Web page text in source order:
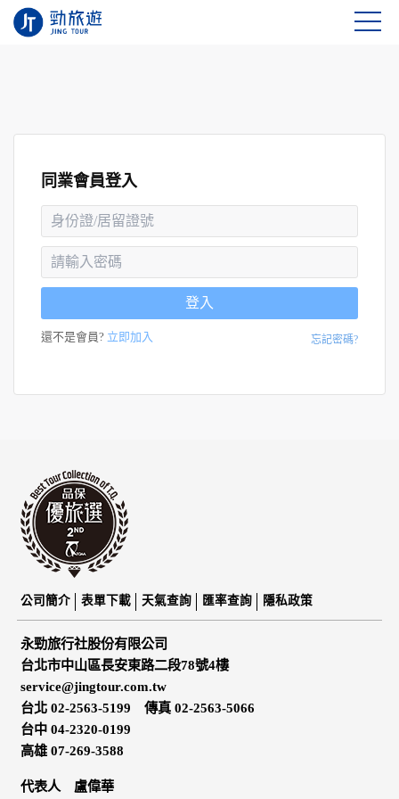
同業會員登入
登入
還不是會員? 立即加入 忘記密碼?
公司簡介 表單下載 天氣查詢 匯率查詢 隱私政策
永勁旅行社股份有限公司
台北市中山區長安東路二段78號4樓
service@jingtour.com.tw
台北 02-2563-5199 傳真 02-2563-5066
台中 04-2320-0199
高雄 07-269-3588
代表人 盧偉華